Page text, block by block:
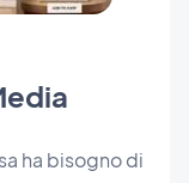
ha bisogno di